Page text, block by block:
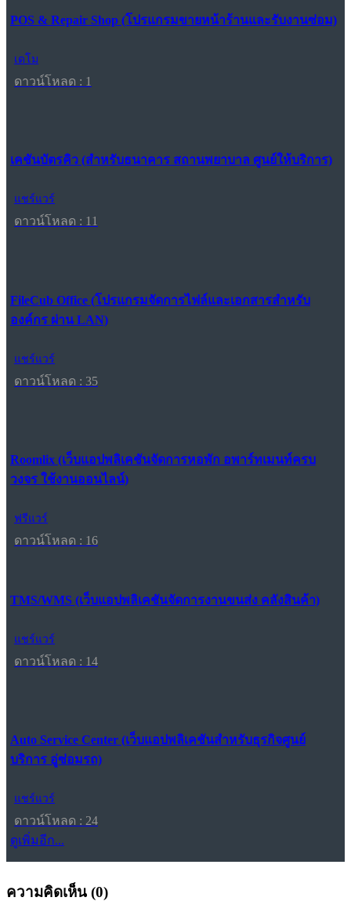
POS & Repair Shop (โปรแกรมขายหน้าร้านและรับงานซ่อม)
เดโม
ดาวน์โหลด : 1
เคชันบัตรคิว (สำหรับธนาคาร สถานพยาบาล ศูนย์ให้บริการ)
แชร์แวร์
ดาวน์โหลด : 11
FileCub Office (โปรแกรมจัดการไฟล์และเอกสารสำหรับ
องค์กร ผ่าน LAN)
แชร์แวร์
ดาวน์โหลด : 35
Roomlix (เว็บแอปพลิเคชันจัดการหอพัก อพาร์ทเมนท์ครบ
วงจร ใช้งานออนไลน์)
ฟรีแวร์
ดาวน์โหลด : 16
TMS/WMS (เว็บแอปพลิเคชันจัดการงานขนส่ง คลังสินค้า)
แชร์แวร์
ดาวน์โหลด : 14
Auto Service Center (เว็บแอปพลิเคชันสำหรับธุรกิจศูนย์
บริการ อู่ซ่อมรถ)
แชร์แวร์
ดาวน์โหลด : 24
ดูเพิ่มอีก...
ความคิดเห็น (0)